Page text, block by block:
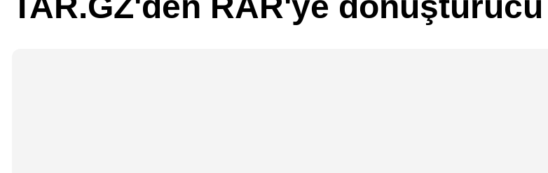
Books dönüştürücü